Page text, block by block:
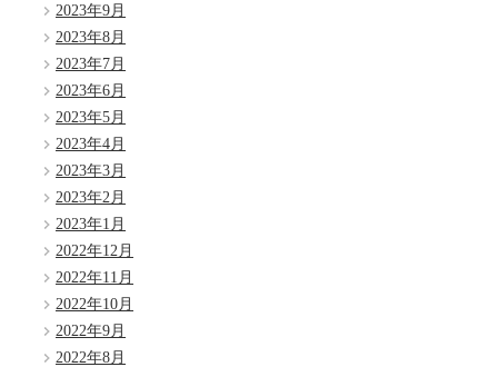
2023年9月
2023年8月
2023年7月
2023年6月
2023年5月
2023年4月
2023年3月
2023年2月
2023年1月
2022年12月
2022年11月
2022年10月
2022年9月
2022年8月